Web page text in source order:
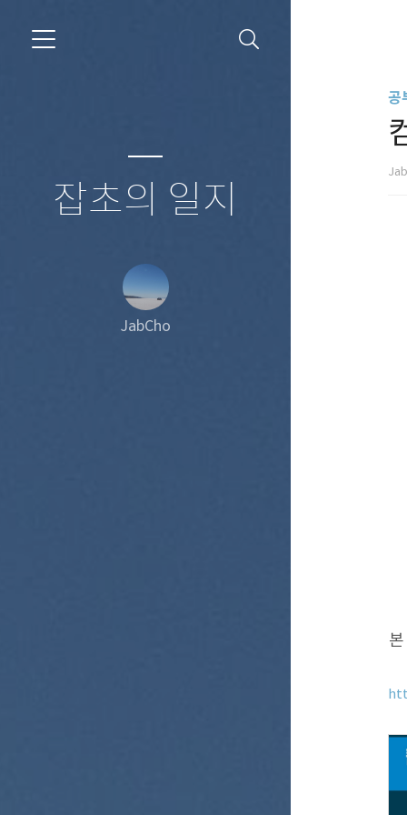
잡초의 일지
JabCho
공